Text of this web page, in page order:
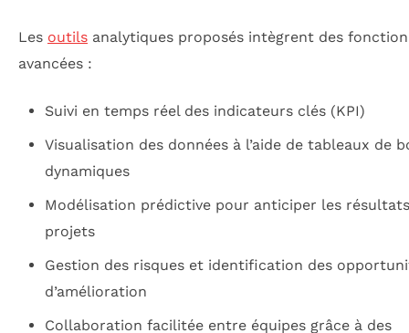
Les outils analytiques proposés intègrent des
avancées :
Suivi en temps réel des indicateurs clés (KPI)
Visualisation des données à l’aide de tableaux de
dynamiques
Modélisation prédictive pour anticiper les
projets
Gestion des risques et identification des
d’amélioration
Collaboration facilitée entre équipes grâce à des